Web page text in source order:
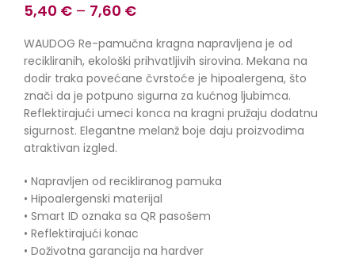
5,40 € – 7,60 €
WAUDOG Re-pamučna kragna napravljena je od
recikliranih, ekološki prihvatljivih sirovina. Mekana na
dodir traka povećane čvrstoće je hipoalergena, što
znači da je potpuno sigurna za kućnog ljubimca.
Reflektirajući umeci konca na kragni pružaju dodatnu
sigurnost. Elegantne melanž boje daju proizvodima
atraktivan izgled.
• Napravljen od recikliranog pamuka
• Hipoalergenski materijal
• Smart ID oznaka sa QR pasošem
• Reflektirajući konac
• Doživotna garancija na hardver